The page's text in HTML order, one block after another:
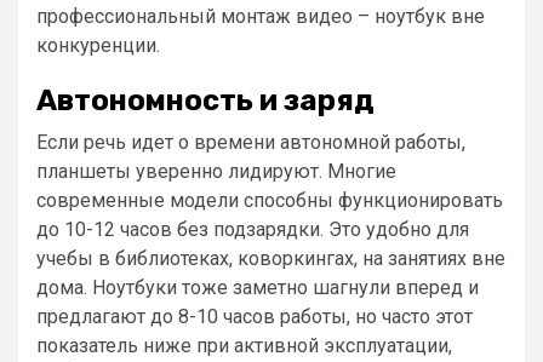
профессиональный монтаж видео – ноутбук вне
конкуренции.
Автономность и заряд
Если речь идет о времени автономной работы,
планшеты уверенно лидируют. Многие
современные модели способны функционировать
до 10-12 часов без подзарядки. Это удобно для
учебы в библиотеках, коворкингах, на занятиях вне
дома. Ноутбуки тоже заметно шагнули вперед и
предлагают до 8-10 часов работы, но часто этот
показатель ниже при активной эксплуатации,